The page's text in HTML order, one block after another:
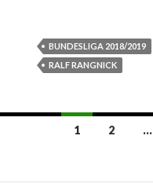
BUNDESLIGA 2018/2019
RALF RANGNICK
Beitrags-
1 2 …